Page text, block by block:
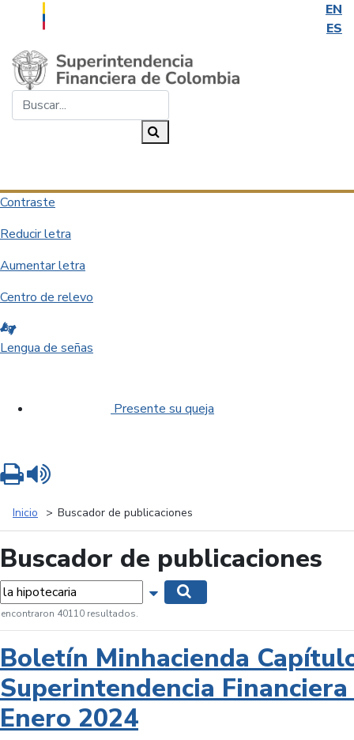
EN
ES
Saltar al contenido principal
Contraste
Reducir letra
Aumentar letra
Centro de relevo
Lengua de señas
Presente su queja
Inicio Buscador de publicaciones
Buscador de publicaciones
Mostrar opciones de búsqueda
encontraron 40110 resultados.
Boletín Minhacienda
Superintendencia
Enero 2024
Imprimir